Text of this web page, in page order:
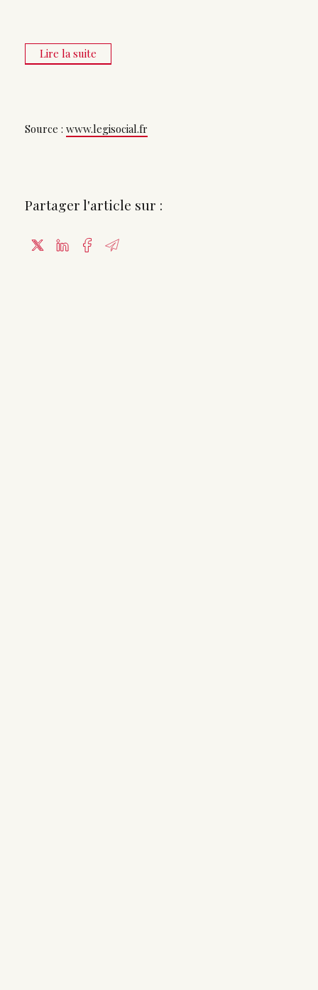
Source : www.legisocial.fr
Lire la suite